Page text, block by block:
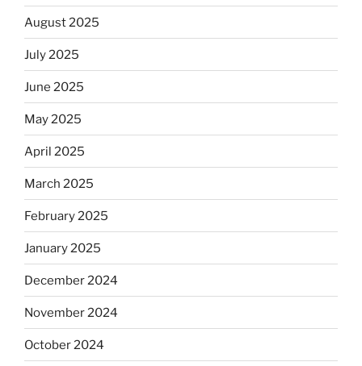
August 2025
July 2025
June 2025
May 2025
April 2025
March 2025
February 2025
January 2025
December 2024
November 2024
October 2024